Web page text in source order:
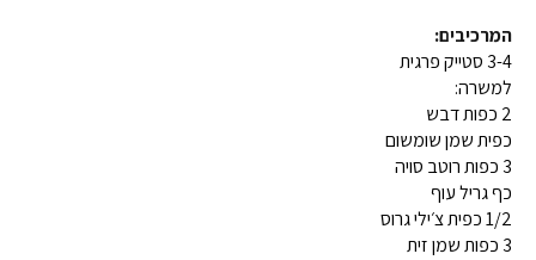
המרכיבים:
3-4 סטייק פרגית
למשרה:
2 כפות דבש
כפית שמן שומשום
3 כפות רוטב סויה
כף גריל עוף
1/2 כפית צ׳ילי גרוס
3 כפות שמן זית